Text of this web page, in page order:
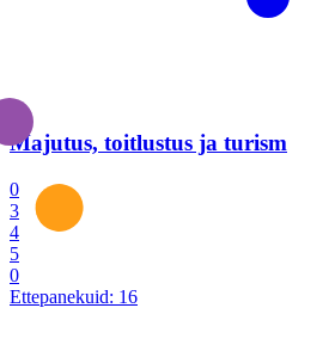
Majutus, toitlustus ja turism
0
3
4
5
0
Ettepanekuid: 16